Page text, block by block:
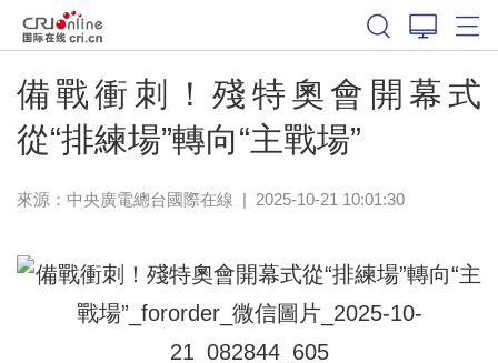
備戰衝刺！殘特奧會開幕式
從“排練場”轉向“主戰場”
來源：中央廣電總台國際在線 | 2025-10-21 10:01:30